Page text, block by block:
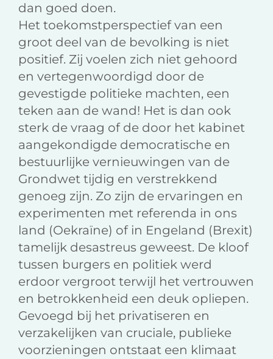
dan goed doen.
Het toekomstperspectief van een
groot deel van de bevolking is niet
positief. Zij voelen zich niet gehoord
en vertegenwoordigd door de
gevestigde politieke machten, een
teken aan de wand! Het is dan ook
sterk de vraag of de door het kabinet
aangekondigde democratische en
bestuurlijke vernieuwingen van de
Grondwet tijdig en verstrekkend
genoeg zijn. Zo zijn de ervaringen en
experimenten met referenda in ons
land (Oekraïne) of in Engeland (Brexit)
tamelijk desastreus geweest. De kloof
tussen burgers en politiek werd
erdoor vergroot terwijl het vertrouwen
en betrokkenheid een deuk opliepen.
Gevoegd bij het privatiseren en
verzakelijken van cruciale, publieke
voorzieningen ontstaat een klimaat